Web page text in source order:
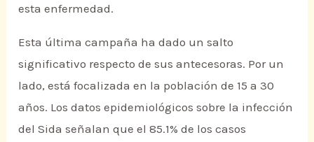
esta enfermedad.
Esta última campaña ha dado un salto
significativo respecto de sus antecesoras. Por un
lado, está focalizada en la población de 15 a 30
años. Los datos epidemiológicos sobre la infección
del Sida señalan que el 85.1% de los casos